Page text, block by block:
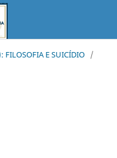
FILOSOFIA E SUICÍDIO /